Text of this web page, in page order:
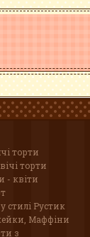
торти
торти
- квіти
стилі Рустик
Маффіни
з